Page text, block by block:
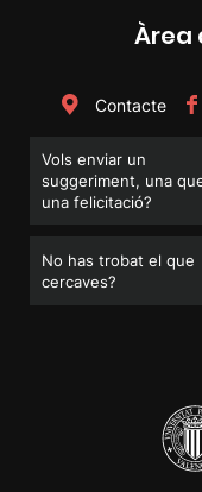
Àrea
Contacte
Vols enviar un
suggeriment, una
una felicitació?
No has trobat el que
cercaves?